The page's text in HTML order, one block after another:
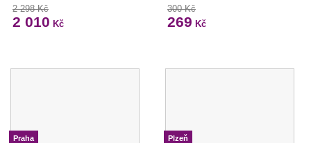
2 298 Kč
2 010 Kč
300 Kč
269 Kč
Praha Plzeň